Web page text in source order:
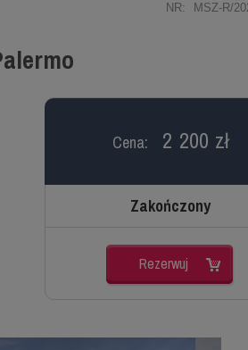
NR: MSZ-R/
Cena: 2 200 zł
Zakończony
Rezerwuj